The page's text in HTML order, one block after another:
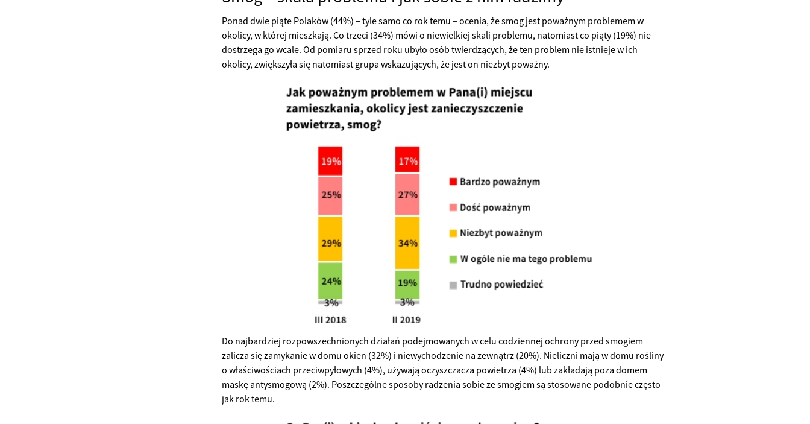
Ponad dwie piąte Polaków (44%) – tyle samo co rok temu – ocenia, że smog jest poważnym problemem w
okolicy, w której mieszkają. Co trzeci (34%) mówi o niewielkiej skali problemu, natomiast co piąty (19%) nie
dostrzega go wcale. Od pomiaru sprzed roku ubyło osób twierdzących, że ten problem nie istnieje w ich
okolicy, zwiększyła się natomiast grupa wskazujących, że jest on niezbyt poważny.
Do najbardziej rozpowszechnionych działań podejmowanych w celu codziennej ochrony przed smogiem
zalicza się zamykanie w domu okien (32%) i niewychodzenie na zewnątrz (20%). Nieliczni mają w domu rośliny
o właściwościach przeciwpyłowych (4%), używają oczyszczacza powietrza (4%) lub zakładają poza domem
maskę antysmogową (2%). Poszczególne sposoby radzenia sobie ze smogiem są stosowane podobnie często
jak rok temu.